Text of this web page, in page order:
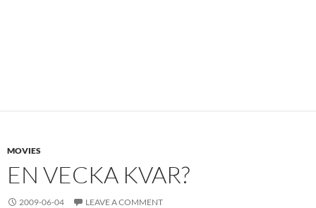
MOVIES
EN VECKA KVAR?
2009-06-04 LEAVE A COMMENT